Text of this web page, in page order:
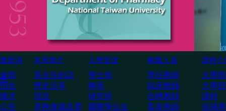
最新消
息
本系簡介 入學管道 教職人員 課程介
全部
招生
徵才
公告
系主任的話
歷史沿革
現況
系務會議及委
學士班
轉系
研究所
國際學位生
専任教師
臨床教師
合聘教師
客座教師
大學部
大學
課程
領域